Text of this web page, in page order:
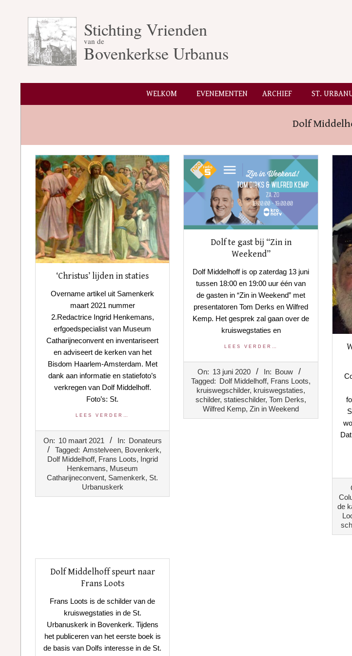
Stichting Vrienden
van de
Bovenkerkse Urbanus
Menu
WELKOM EVENEMENTEN ARCHIEF ST.
Dolf
‘Christus’ lijden in staties
Overname artikel uit Samenkerk
maart 2021 nummer
2.Redactrice Ingrid Henkemans,
erfgoedspecialist van Museum
Catharijneconvent en inventariseert
en adviseert de kerken van het
Bisdom Haarlem-Amsterdam. Met
dank aan informatie en statiefoto’s
verkregen van Dolf Middelhoff.
Foto’s: St.
LEES VERDER…
03-
On: 10 maart 2021 In: Donateurs
Tagged: Amstelveen, Bovenkerk,
Dolf Middelhoff, Frans Loots, Ingrid
Henkemans, Museum
Catharijneconvent, Samenkerk, St.
Urbanuskerk
Dolf te gast bij “Zin in
Weekend”
Dolf Middelhoff is op zaterdag 13 juni
tussen 18:00 en 19:00 uur één van
de gasten in “Zin in Weekend” met
presentatoren Tom Derks en Wilfred
Kemp. Het gesprek zal gaan over de
kruiswegstaties en
LEES VERDER…
06-
On: 13 juni 2020 In: Bouw
Tagged: Dolf Middelhoff, Frans Loots,
kruiswegschilder, kruiswegstaties,
schilder,statieschilder,Tom Derks,
Wilfred Kemp,Zin in Weekend
05-
28de
Dolf Middelhoff speurt naar
Frans Loots
Frans Loots is de schilder van de
kruiswegstaties in de St.
Urbanuskerk in Bovenkerk. Tijdens
het publiceren van het eerste boek is
de basis van Dolfs interesse in de St.